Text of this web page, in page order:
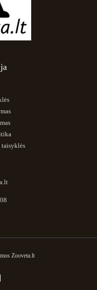
Zooveta.lt